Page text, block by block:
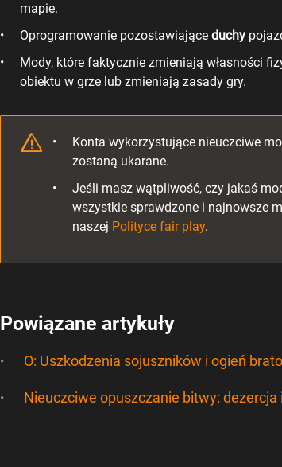
mapie.
Oprogramowanie pozostawiająceduchy
Mody, które faktycznie zmieniają własności
obiektu w grze lub zmieniają zasady gry.
Konta wykorzystujące nieuczciwe
zostaną ukarane.
Jeśli masz wątpliwość, czy jakaś
wszystkie sprawdzone i najnowsze
naszej Polityce fair play.
Powiązane artykuły
O: Uszkodzenia sojuszników i ogień
Nieuczciwe opuszczanie bitwy: dezercja